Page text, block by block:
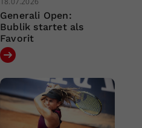
Generali Open:
Bublik startet als
Favorit